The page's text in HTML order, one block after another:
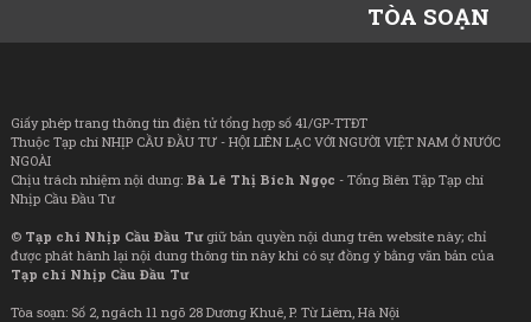
TÒA SOẠN
Giấy phép trang thông tin điện tử tổng hợp số 41/GP-TTĐT
Thuộc Tạp chí NHỊP CẦU ĐẦU TƯ - HỘI LIÊN LẠC VỚI NGƯỜI VIỆT NAM Ở NƯỚC
NGOÀI
Chịu trách nhiệm nội dung: Bà Lê Thị Bích Ngọc - Tổng Biên Tập Tạp chí
Nhịp Cầu Đầu Tư
© Tạp chí Nhịp Cầu Đầu Tưgiữ bản quyền nội dung trên website này; chỉ
được phát hành lại nội dung thông tin này khi có sự đồng ý bằng văn bản của
Tạp chí Nhịp Cầu Đầu Tư
Tòa soạn: Số 2, ngách 11 ngõ 28 Dương Khuê, P. Từ Liêm, Hà Nội